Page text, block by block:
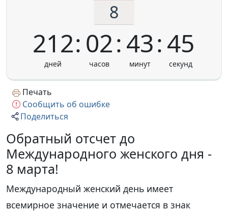
8
212 02 43 45
Печать
Сообщить об ошибке
Поделиться
Обратный отсчет до
Международного женского дня -
8 марта!
Международный женский день имеет
всемирное значение и отмечается в знак